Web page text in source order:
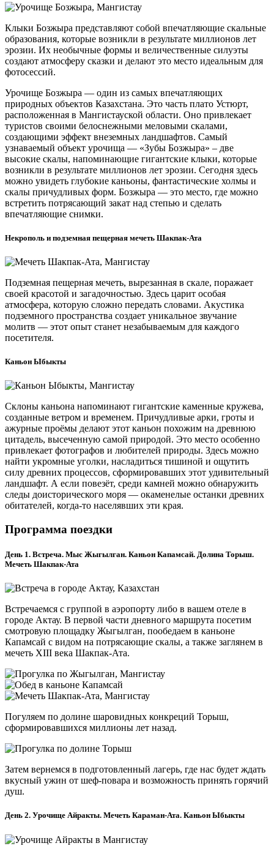
Клыки Бозжыра представляют собой впечатляющие скальные
образования, которые возникли в результате миллионов лет
эрозии. Их необычные формы и величественные силуэты
создают атмосферу сказки и делают это место идеальным для
фотосессий.
Урочище Бозжыра — один из самых впечатляющих
природных объектов Казахстана. Это часть плато Устюрт,
расположенная в Мангистауской области. Оно привлекает
туристов своими белоснежными меловыми скалами,
создающими эффект внеземных ландшафтов. Самый
узнаваемый объект урочища — «Зубы Бозжыра» – две
высокие скалы, напоминающие гигантские клыки, которые
возникли в результате миллионов лет эрозии. Сегодня здесь
можно увидеть глубокие каньоны, фантастические холмы и
скалы причудливых форм. Бозжыра — это место, где можно
встретить потрясающий закат над степью и сделать
впечатляющие снимки.
Некрополь и подземная пещерная мечеть Шакпак-Ата
Подземная пещерная мечеть, вырезанная в скале, поражает
своей красотой и загадочностью. Здесь царит особая
атмосфера, которую сложно передать словами. Акустика
подземного пространства создает уникальное звучание
молитв — этот опыт станет незабываемым для каждого
посетителя.
Каньон Ыбыкты
Склоны каньона напоминают гигантские каменные кружева,
созданные ветром и временем. Причудливые арки, гроты и
ажурные проёмы делают этот каньон похожим на древнюю
цитадель, высеченную самой природой. Это место особенно
привлекает фотографов и любителей природы. Здесь можно
найти укромные уголки, насладиться тишиной и ощутить
силу древних процессов, сформировавших этот удивительный
ландшафт. А если повезёт, среди камней можно обнаружить
следы доисторического моря — окаменелые останки древних
обитателей, когда-то населявших эти края.
Программа поездки
День 1. Встреча. Мыс Жыгылган. Каньон Капамсай. Долина Торыш.
Мечеть Шакпак-Ата
Встречаемся с группой в аэропорту либо в вашем отеле в
городе Актау. В первой части дневного маршрута посетим
смотровую площадку Жыгылган, пообедаем в каньоне
Капамсай с видом на потрясающие скалы, а также заглянем в
мечеть XIII века Шакпак-Ата.
Погуляем по долине шаровидных конкреций Торыш,
сформировавшихся миллионы лет назад.
Затем вернемся в подготовленный лагерь, где нас будет ждать
вкусный ужин от шеф-повара и возможность принять горячий
душ.
День 2. Урочище Айракты. Мечеть Караман-Ата. Каньон Ыбыкты